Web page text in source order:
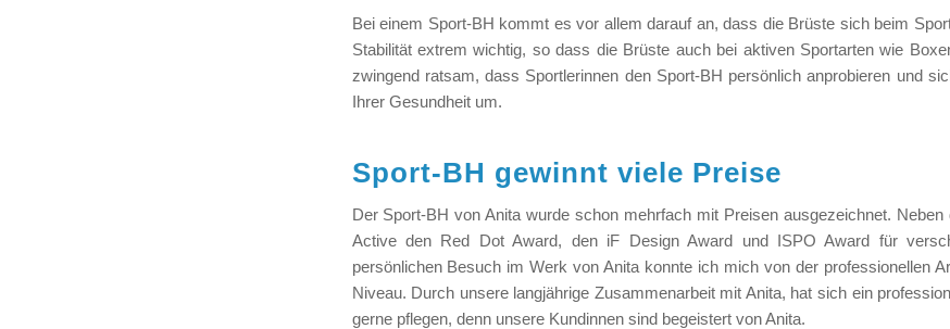
Bei einem Sport-BH kommt es vor allem darauf an, dass die Brüste sich beim
Stabilität extrem wichtig, so dass die Brüste auch bei aktiven Sportarten wie
zwingend ratsam, dass Sportlerinnen den Sport-BH persönlich anprobieren und
Ihrer Gesundheit um.
Sport-BH gewinnt viele Preise
Der Sport-BH von Anita wurde schon mehrfach mit Preisen ausgezeichnet.
Active den Red Dot Award, den iF Design Award und ISPO Award für
persönlichen Besuch im Werk von Anita konnte ich mich von der professionellen
Niveau. Durch unsere langjährige Zusammenarbeit mit Anita, hat sich ein
gerne pflegen, denn unsere Kundinnen sind begeistert von Anita.